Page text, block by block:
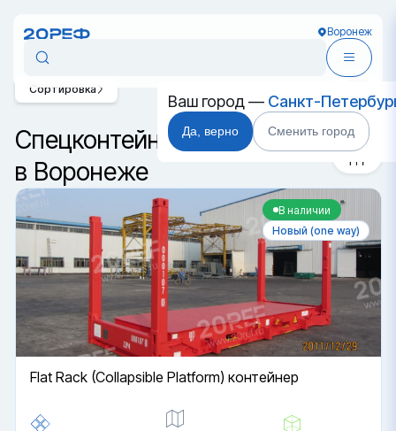
Воронеж
Ваш город — Санкт-
Да, верно Сменить город
Спецконтейнер 20 футов DC
в Воронеже
Сортировка
В наличии
Новый (one way)
Flat Rack (Collapsible Platform) контейнер